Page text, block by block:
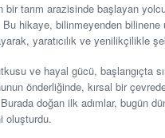
bir tarım arazisinde başlayan
hikaye, bilinmeyenden
yaratıcılık ve yenilikçilikle
ve hayal gücü, başlangıçta
önderliğinde, kırsal bir
doğan ilk adımlar, bugün
oluşturdu.